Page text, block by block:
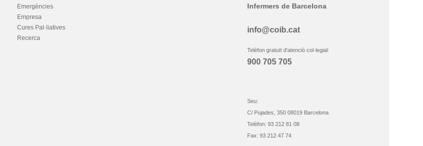
Emergències
Empresa
Cures Pal·liatives
Recerca
Infermers de Barcelona
info@coib.cat
Telèfon gratuït d'atenció col·legial:
900 705 705
Seu:
C/ Pujades, 350 08019 Barcelona
Telèfon: 93 212 81 08
Fax: 93 212 47 74